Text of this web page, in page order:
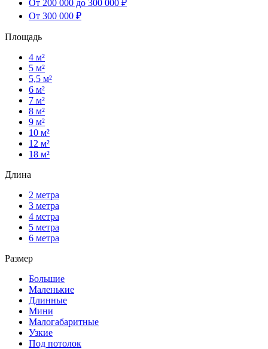
От 200 000 до 300 000 ₽
От 300 000 ₽
Площадь
4 м²
5 м²
5,5 м²
6 м²
7 м²
8 м²
9 м²
10 м²
12 м²
18 м²
Длина
2 метра
3 метра
4 метра
5 метра
6 метра
Размер
Большие
Маленькие
Длинные
Мини
Малогабаритные
Узкие
Под потолок